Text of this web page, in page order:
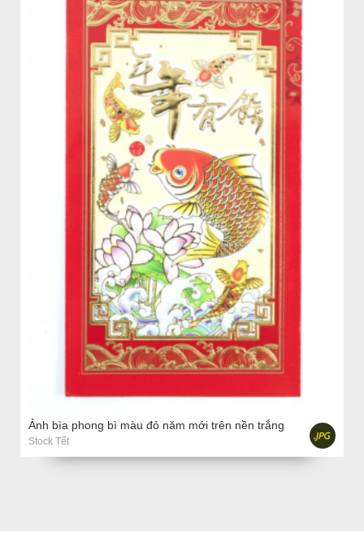
Ảnh bìa phong bì màu đỏ năm mới trên nền trắng
Stock Tết